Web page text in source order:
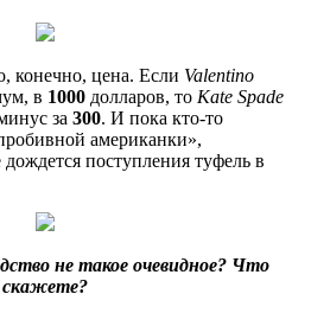
конечно, цена. Если Valentino
в 1000 долларов, то Kate Spade
за 300. И пока кто-то
американки»,
поступления туфель в
не такое очевидное? Что
скажете?